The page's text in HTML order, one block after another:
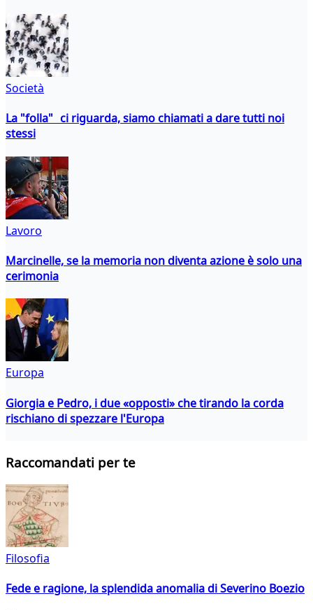
Società
La "folla" ci riguarda, siamo chiamati a dare tutti noi
stessi
Lavoro
Marcinelle, se la memoria non diventa azione è solo una
cerimonia
Europa
Giorgia e Pedro, i due «opposti» che tirando la corda
rischiano di spezzare l'Europa
Raccomandati per te
Filosofia
Fede e ragione, la splendida anomalia di Severino Boezio